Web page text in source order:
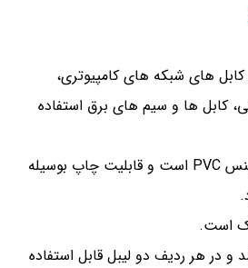
های شبکه های کامپیوتری،
کابل ها و سیم های برق استفاده
این لیبل دارای جنس PVC است و قابلیت چاپ بوسیله
است.
در هر ردیف دو لیبل قابل استفاده